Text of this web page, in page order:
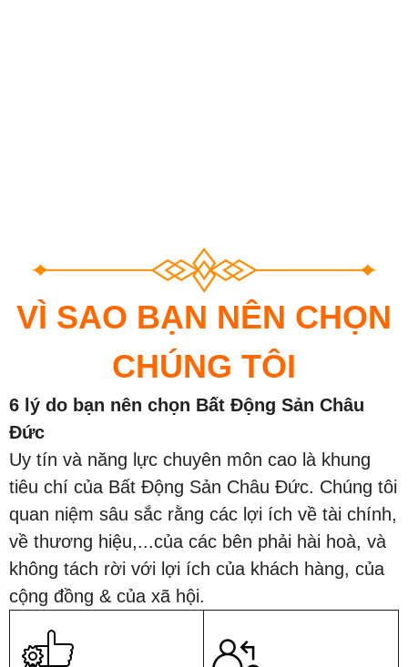
VÌ SAO BẠN NÊN CHỌN
CHÚNG TÔI
6 lý do bạn nên chọn Bất Động Sản Châu
Đức
Uy tín và năng lực chuyên môn cao là khung
tiêu chí của Bất Động Sản Châu Đức. Chúng tôi
quan niệm sâu sắc rằng các lợi ích về tài chính,
về thương hiệu,...của các bên phải hài hoà, và
không tách rời với lợi ích của khách hàng, của
cộng đồng & của xã hội.